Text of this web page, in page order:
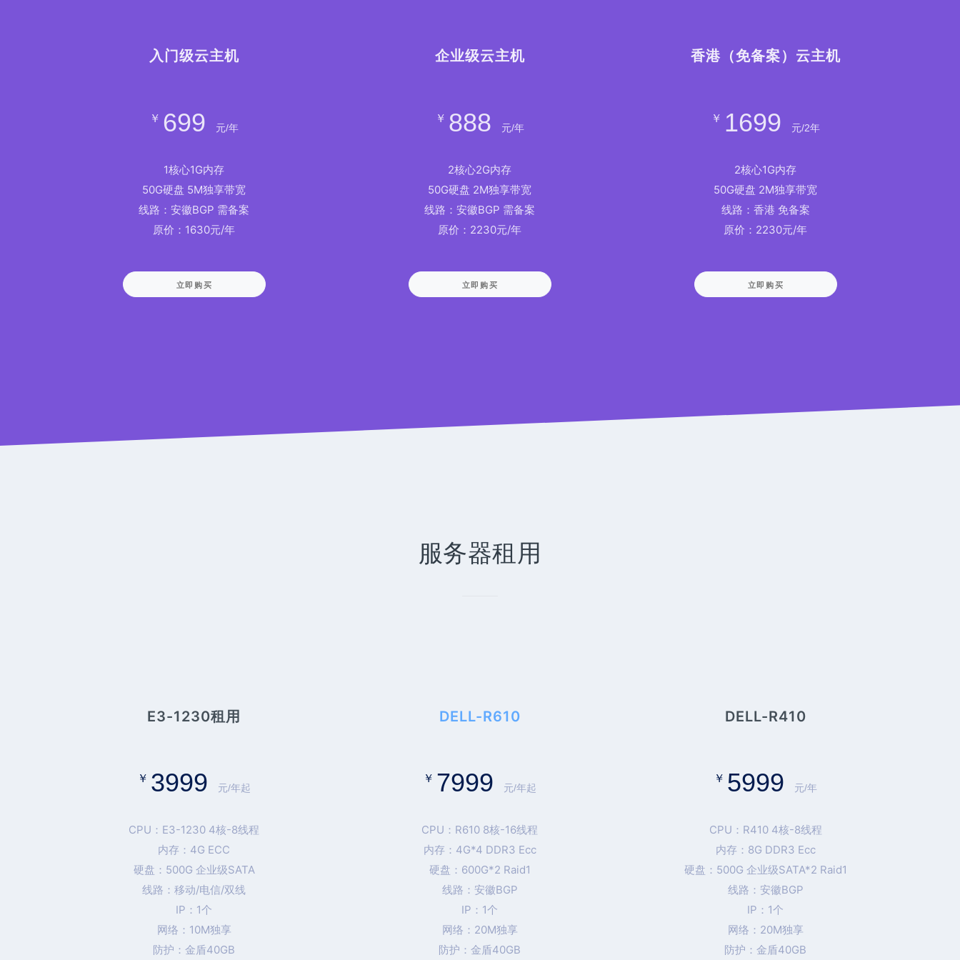
入门级云主机
￥ 699 元/年
1核心1G内存
50G硬盘 5M独享带宽
线路：安徽BGP 需备案
原价：1630元/年
立即购买
企业级云主机
￥ 888 元/年
2核心2G内存
50G硬盘 2M独享带宽
线路：安徽BGP 需备案
原价：2230元/年
立即购买
香港（免备案）云主机
￥ 1699 元/2年
2核心1G内存
50G硬盘 2M独享带宽
线路：香港 免备案
原价：2230元/年
立即购买
服务器租用
E3-1230租用
￥ 3999 元/年起
CPU：E3-1230 4核-8线程
内存：4G ECC
硬盘：500G 企业级SATA
线路：移动/电信/双线
IP：1个
网络：10M独享
防护：金盾40GB
DELL-R610
￥ 7999 元/年起
CPU：R610 8核-16线程
内存：4G*4 DDR3 Ecc
硬盘：600G*2 Raid1
线路：安徽BGP
IP：1个
网络：20M独享
防护：金盾40GB
DELL-R410
￥ 5999 元/年
CPU：R410 4核-8线程
内存：8G DDR3 Ecc
硬盘：500G 企业级SATA*2 Raid1
线路：安徽BGP
IP：1个
网络：20M独享
防护：金盾40GB